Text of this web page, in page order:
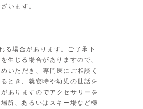
います。
る場合があります。ご了承下
生じる場合がありますので、
いただき、専門医にご相談く
とき、就寝時や幼児の世話を
ありますのでアクセサリーを
所、あるいはスキー場など極